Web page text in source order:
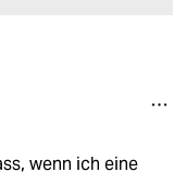
wenn ich eine